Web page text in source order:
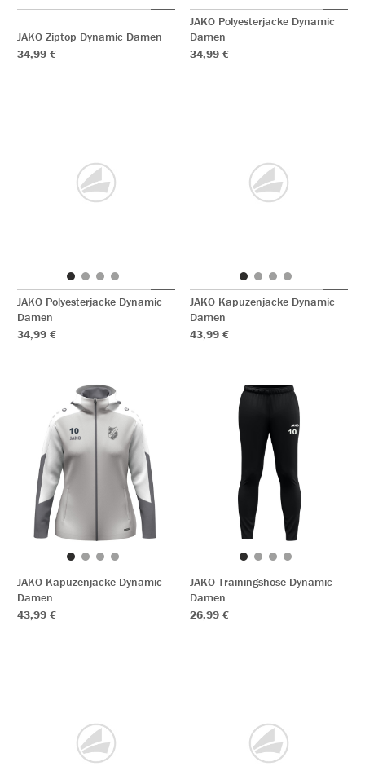
JAKO Ziptop Dynamic Damen
34,99 €
JAKO Polyesterjacke Dynamic
Damen
34,99 €
JAKO Polyesterjacke Dynamic
Damen
34,99 €
JAKO Kapuzenjacke Dynamic
Damen
43,99 €
JAKO Kapuzenjacke Dynamic
Damen
43,99 €
JAKO Trainingshose Dynamic
Damen
26,99 €